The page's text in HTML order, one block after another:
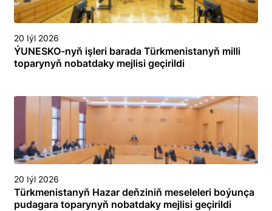
20 Iýl 2026
ÝUNESKO-nyň işleri barada Türkmenistanyň milli
toparynyň nobatdaky mejlisi geçirildi
20 Iýl 2026
Türkmenistanyň Hazar deňziniň meseleleri boýunça
pudagara toparynyň nobatdaky mejlisi geçirildi